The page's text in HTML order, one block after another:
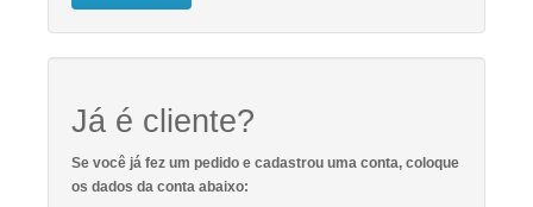
Já é cliente?
Se você já fez um pedido e cadastrou uma conta, coloque
os dados da conta abaixo: